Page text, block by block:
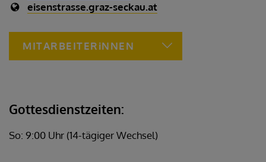
eisenstrasse.graz-seckau.at
MITARBEITERiNNEN
Gottesdienstzeiten:
So: 9:00 Uhr (14-tägiger Wechsel)